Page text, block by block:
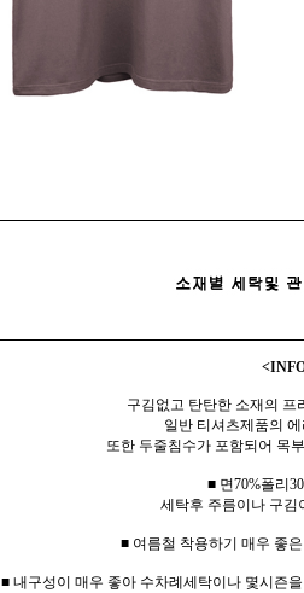
구김없고 탄탄한 소재의
일반 티셔츠제품의
또한 두줄침수가 포함되어 목
■ 면70%폴리
세탁후 주름이나 구김
■ 여름철 착용하기 매우 좋
■ 내구성이 매우 좋아 수차례세탁이나 몇시즌